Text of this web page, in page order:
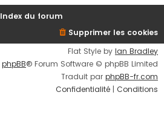
r
Index du forum
Supprimer les cookies
Flat Style by Ian Bradley
phpBB® Forum Software © phpBB Limited
Traduit par phpBB-fr.com
Confidentialité | Conditions